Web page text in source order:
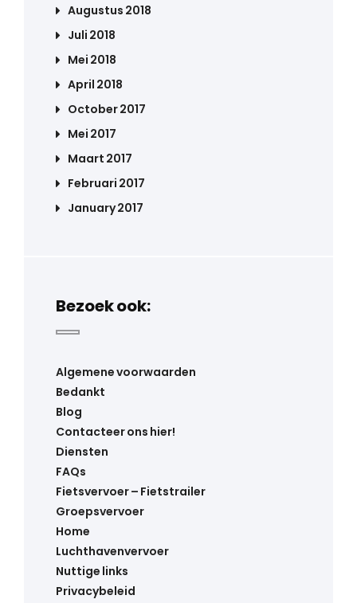
Augustus 2018
Juli 2018
Mei 2018
April 2018
October 2017
Mei 2017
Maart 2017
Februari 2017
January 2017
Bezoek ook:
Algemene voorwaarden
Bedankt
Blog
Contacteer ons hier!
Diensten
FAQs
Fietsvervoer – Fietstrailer
Groepsvervoer
Home
Luchthavenvervoer
Nuttige links
Privacybeleid